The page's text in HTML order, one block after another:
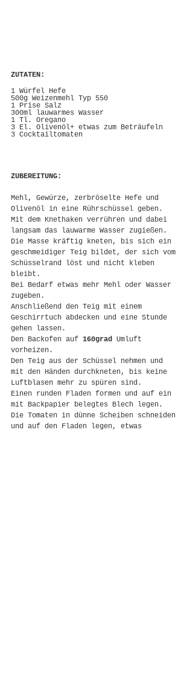
ZUTATEN:
1 Würfel Hefe
500g Weizenmehl Typ 550
1 Prise Salz
300ml lauwarmes Wasser
1 Tl. Oregano
3 El. Olivenöl+ etwas zum Beträufeln
3 Cocktailtomaten
ZUBEREITUNG:
Mehl, Gewürze, zerbröselte Hefe und
Olivenöl in eine Rührschüssel geben.
Mit dem Knethaken verrühren und dabei
langsam das lauwarme Wasser zugießen.
Die Masse kräftig kneten, bis sich ein
geschmeidiger Teig bildet, der sich vom
Schüsselrand löst und nicht kleben
bleibt.
Bei Bedarf etwas mehr Mehl oder Wasser
zugeben.
Anschließend den Teig mit einem
Geschirrtuch abdecken und eine Stunde
gehen lassen.
Den Backofen auf 160grad Umluft
vorheizen.
Den Teig aus der Schüssel nehmen und
mit den Händen durchkneten, bis keine
Luftblasen mehr zu spüren sind.
Einen runden Fladen formen und auf ein
mit Backpapier belegtes Blech legen.
Die Tomaten in dünne Scheiben schneiden
und auf den Fladen legen, etwas